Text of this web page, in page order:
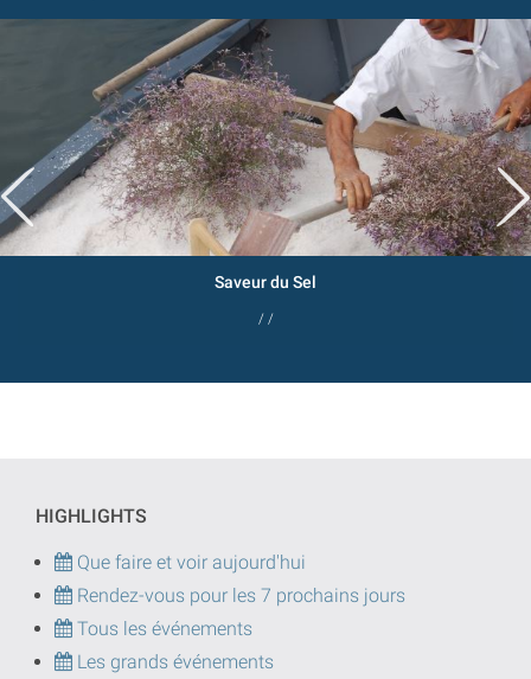
Saveur du Sel
/ /
HIGHLIGHTS
Que faire et voir aujourd'hui
Rendez-vous pour les 7 prochains jours
Tous les événements
Les grands événements